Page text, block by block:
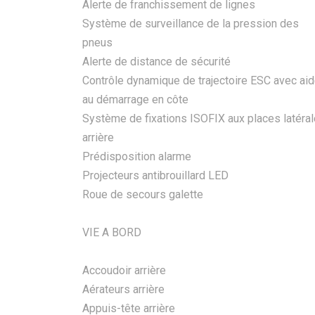
Alerte de franchissement de lignes
Système de surveillance de la pression des
pneus
Alerte de distance de sécurité
Contrôle dynamique de trajectoire ESC avec
au démarrage en côte
Système de fixations ISOFIX aux places
arrière
Prédisposition alarme
Projecteurs antibrouillard LED
Roue de secours galette
VIE A BORD
Accoudoir arrière
Aérateurs arrière
Appuis-tête arrière